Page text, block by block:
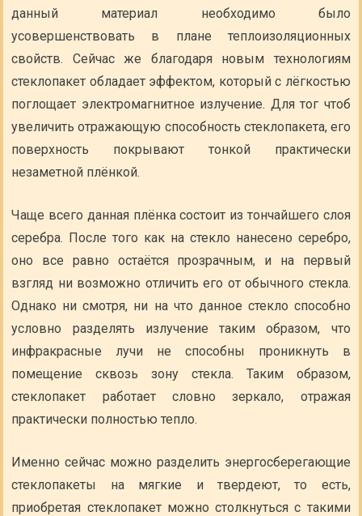
данный материал необходимо было
усовершенствовать в плане теплоизоляционных
свойств. Сейчас же благодаря новым технологиям
стеклопакет обладает эффектом, который с лёгкостью
поглощает электромагнитное излучение. Для тог чтоб
увеличить отражающую способность стеклопакета, его
поверхность покрывают тонкой практически
незаметной плёнкой.
Чаще всего данная плёнка состоит из тончайшего слоя
серебра. После того как на стекло нанесено серебро,
оно все равно остаётся прозрачным, и на первый
взгляд ни возможно отличить его от обычного стекла.
Однако ни смотря, ни на что данное стекло способно
условно разделять излучение таким образом, что
инфракрасные лучи не способны проникнуть в
помещение сквозь зону стекла. Таким образом,
стеклопакет работает словно зеркало, отражая
практически полностью тепло.
Именно сейчас можно разделить энергосберегающие
стеклопакеты на мягкие и твердеют, то есть,
приобретая стеклопакет можно столкнуться с такими